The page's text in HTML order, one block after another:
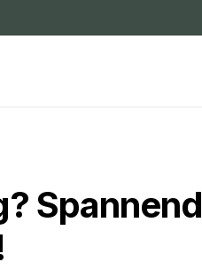
Spannend